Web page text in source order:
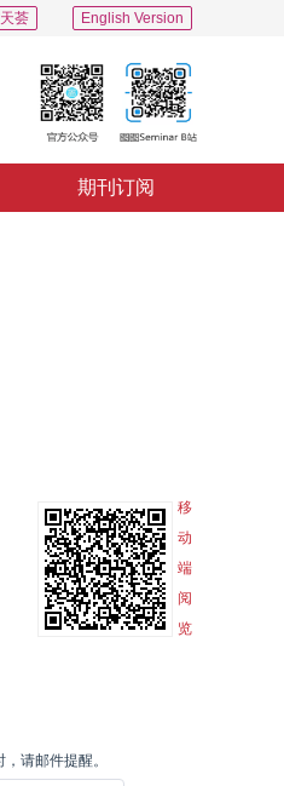
English Version
荟
期刊订阅
移
动
端
阅
览
请邮件提醒。